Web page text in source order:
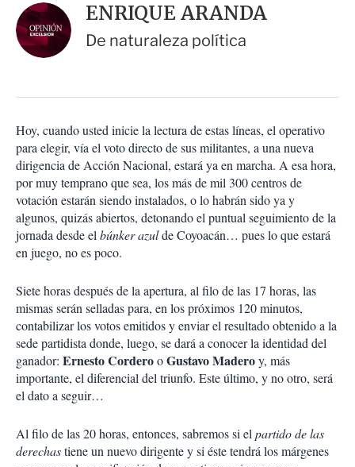
o
n
e
s
c
m
p
a
t
i
r
a
r
ENRIQUE ARANDA
De naturaleza política
Hoy, cuando usted inicie la lectura de estas líneas, el operativo
para elegir, vía el voto directo de sus militantes, a una nueva
dirigencia de Acción Nacional, estará ya en marcha. A esa hora,
por muy temprano que sea, los más de mil 300 centros de
votación estarán siendo instalados, o lo habrán sido ya y
algunos, quizás abiertos, detonando el puntual seguimiento de la
jornada desde el búnker azulde Coyoacán… pues lo que estará
en juego, no es poco.
Siete horas después de la apertura, al filo de las 17 horas, las
mismas serán selladas para, en los próximos 120 minutos,
contabilizar los votos emitidos y enviar el resultado obtenido a la
sede partidista donde, luego, se dará a conocer la identidad del
ganador: Ernesto CorderooGustavo Maderoy, más
importante, el diferencial del triunfo. Este último, y no otro, será
el dato a seguir…
Al filo de las 20 horas, entonces, sabremos si el partido de las
derechastiene un nuevo dirigente y si éste tendrá los márgenes